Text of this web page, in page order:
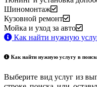
Шиномонтаж
Кузовной ремонт
Мойка и уход за авто
Как найти нужную
Как найти нужную услугу в
Выберите вид услуг из